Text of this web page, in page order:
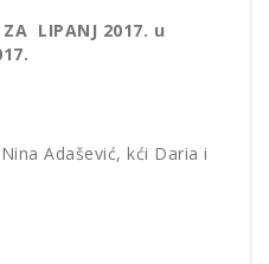
LIPANJ 2017. u
Nina Adašević, kći Daria i